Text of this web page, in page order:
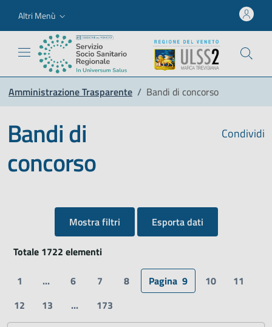
Altri Menù
Amministrazione Trasparente / Bandi di concorso
Condividi
Bandi di
concorso
Mostra filtri Esporta dati
Totale 1722 elementi
1
... 6 7 8 Pagina 9 10
11
12
13 ... 173